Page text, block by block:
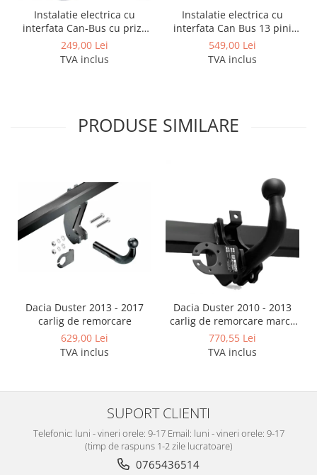
Covorase auto Renault
Covorase auto Saab
Covorase auto Seat
Covorase auto Skoda
Covorase auto Toyota
Cutii portbagaj pt. bare
transversale
Echipamente
Generatoare curent portabile
Genti si rucsacuri
Genti de umar
Genti laptop
Genti schi si snowboard
Instalatii electrice
Instalatii simple
Instalatie electrica cu
interfata Can-Bus cu priza
de 7 pini
249,00 Lei
TVA inclus
Instalatie electrica cu
interfata Can Bus 13 pini
activi
549,00 Lei
TVA inclus
PRODUSE SIMILARE
Dacia Duster 2013 - 2017
carlig de remorcare
629,00 Lei
TVA inclus
Dacia Duster 2010 - 2013
carlig de remorcare marca
Autohak
770,55 Lei
TVA inclus
SUPORT CLIENTI
Telefonic: luni - vineri orele: 9-17 Email: luni - vineri orele: 9-17
(timp de raspuns 1-2 zile lucratoare)
0765436514